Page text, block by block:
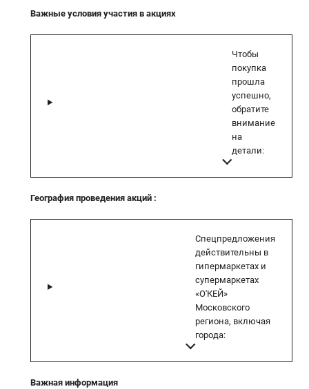
Важные условия участия в акциях
Чтобы
покупка
прошла
успешно,
обратите
внимание
на
детали:
География проведения акций :
Спецпредложения
действительны в
гипермаркетах и
супермаркетах
«О'КЕЙ»
Московского
региона, включая
города:
Важная информация